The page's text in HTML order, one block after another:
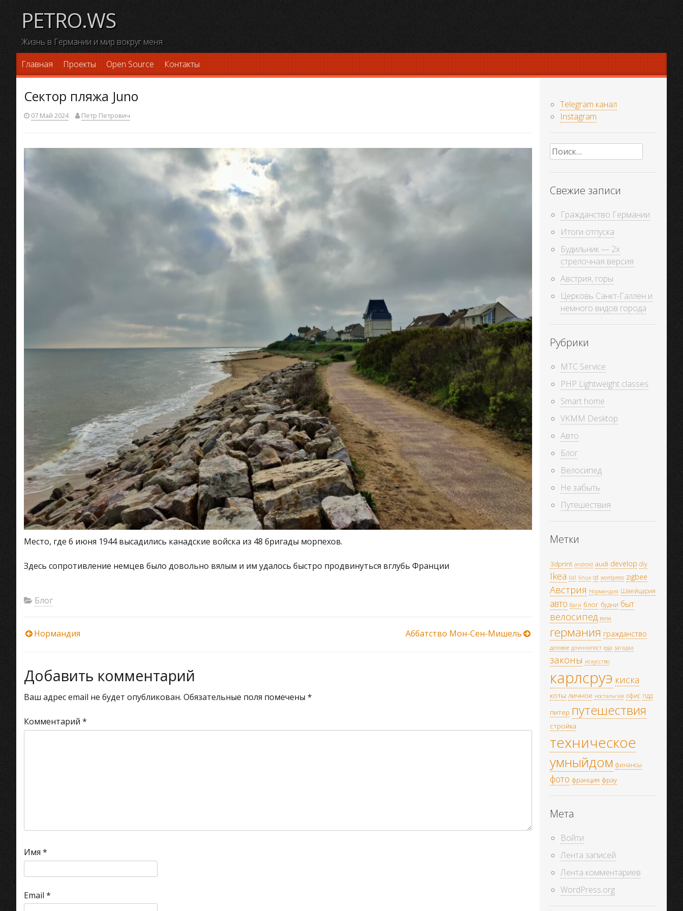
content
PETRO.WS
Жизнь в Германии и мир вокруг меня
Главная
Проекты Open Source Контакты
Сектор пляжа Juno
07 Май 2024 Петр Петрович
Место, где 6 июня 1944 высадились канадские войска из 48 бригады морпехов.
Здесь сопротивление немцев было довольно вялым и им удалось быстро продвинуться вглубь Франции
Блог
Навигация
записям
Нормандия Аббатство Мон-Сен-Мишель
Добавить комментарий
Ваш адрес email не будет опубликован. Обязательные поля помечены *
Комментарий *
Имя *
Email *
Telegram канал
Instagram
Найти:
Свежие записи
Гражданство Германии
Итоги отпуска
Будильник — 2х
стрелочная версия
Австрия, горы
Церковь Санкт-Галлен и
немного видов города
Рубрики
MTC Service
PHP Lightweight classes
Smart home
VKMM Desktop
Авто
Блог
Велосипед
Не забыть
Путешествия
Метки
3dprint android audi develop diy
Ikea lidl linux qt wordpress zigbee
Австрия Нормандия Швейцария
авто баги блог будни быт
велосипед виза
германия гражданство
деловое длиннопост еда загадка
законы искусство
карлсруэ киска
коты личное ностальгия офис пдд
питер путешествия
стройка
техническое
умныйдом финансы
фото франция фрау
Мета
Войти
Лента записей
Лента комментариев
WordPress.org